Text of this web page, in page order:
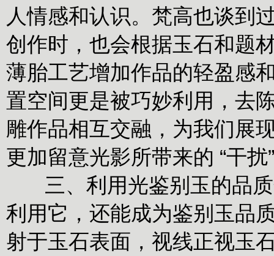
人情感和认识。梵高也谈到
创作时，也会根据玉石和题
薄胎工艺增加作品的轻盈感
置空间更是被巧妙利用，去
雕作品相互交融，为我们展
更加留意光影所带来的 “干扰
三、利用光鉴别玉的品质
利用它，还能成为鉴别玉品
射于玉石表面，视线正视玉